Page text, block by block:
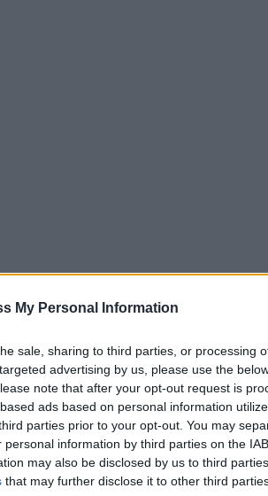
My Personal Information
sale, sharing to third parties, or processing
advertising by us, please use the
note that after your opt-out request is
ads based on personal information
parties prior to your opt-out. You may
information by third parties on the
may also be disclosed by us to third
that may further disclose it to other third